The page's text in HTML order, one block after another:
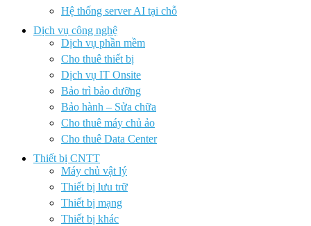
Hệ thống server AI tại chỗ
Dịch vụ công nghệ
Dịch vụ phần mềm
Cho thuê thiết bị
Dịch vụ IT Onsite
Bảo trì bảo dưỡng
Bảo hành – Sửa chữa
Cho thuê máy chủ ảo
Cho thuê Data Center
Thiết bị CNTT
Máy chủ vật lý
Thiết bị lưu trữ
Thiết bị mạng
Thiết bị khác